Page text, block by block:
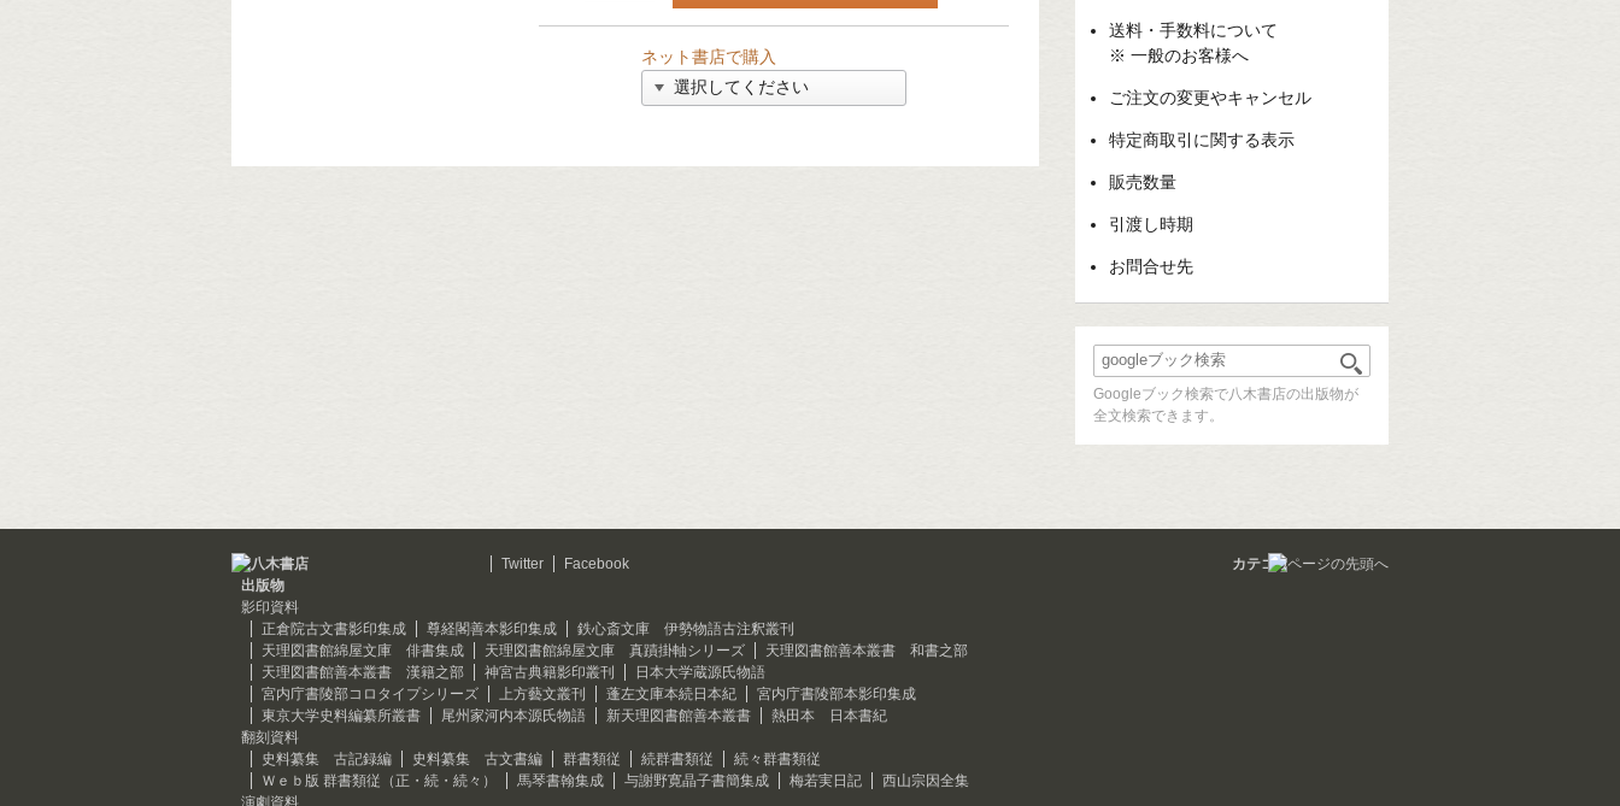
ネット書店で購入
送料・手数料について
※ 一般のお客様へ
ご注文の変更やキャンセル
特定商取引に関する表示
販売数量
引渡し時期
お問合せ先
Googleブック検索で八木書店の出版物が
全文検索できます。
Twitter Facebook
カテゴリ
出版物
影印資料
正倉院古文書影印集成
尊経閣善本影印集成
鉄心斎文庫 伊勢物語古注釈叢刊
天理図書館綿屋文庫 俳書集成
天理図書館綿屋文庫 真蹟掛軸シリーズ
天理図書館善本叢書 和書之部
天理図書館善本叢書 漢籍之部
神宮古典籍影印叢刊
日本大学蔵源氏物語
宮内庁書陵部コロタイプシリーズ
上方藝文叢刊 蓬左文庫本続日本紀
宮内庁書陵部本影印集成
東京大学史料編纂所叢書
尾州家河内本源氏物語 新天理図書館善本叢書
熱田本 日本書紀
翻刻資料
史料纂集 古記録編
史料纂集 古文書編 群書類従 続群書類従
続々群書類従
Ｗｅｂ版 群書類従（正・続・続々）
馬琴書翰集成 与謝野寛晶子書簡集成 梅若実日記
西山宗因全集